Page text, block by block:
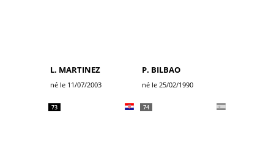
L. MARTINEZ
né le 11/07/2003
P. BILBAO
né le 25/02/1990
73 74